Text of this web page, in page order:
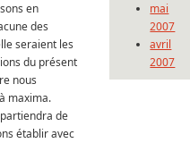
en
des
seraient les
du présent
nous
maxima.
de
établir avec
mai
2007
avril
2007